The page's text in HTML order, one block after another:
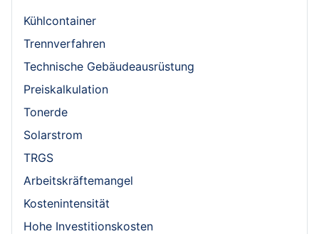
Kühlcontainer
Trennverfahren
Technische Gebäudeausrüstung
Preiskalkulation
Tonerde
Solarstrom
TRGS
Arbeitskräftemangel
Kostenintensität
Hohe Investitionskosten